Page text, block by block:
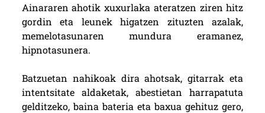
Ainararen ahotik xuxurlaka ateratzen ziren hitz
gordin eta leunek higatzen zituzten azalak,
memelotasunaren mundura eramanez,
hipnotasunera.
Batzuetan nahikoak dira ahotsak, gitarrak eta
intentsitate aldaketak, abestietan harrapatuta
gelditzeko, baina bateria eta baxua gehituz gero,